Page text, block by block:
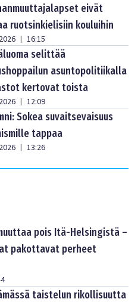
eivät
ruotsinkielisiin kouluihin
| 16:15
selittää
asuntopolitiikalla
kertovat toista
| 12:09
Sokea suvaitsevaisuus
tappaa
| 13:26
pois Itä-Helsingistä –
pakottavat perheet
taistelun rikollisuutta